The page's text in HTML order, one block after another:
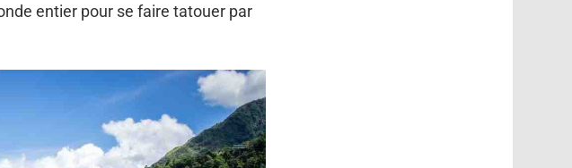
entier pour se faire tatouer par